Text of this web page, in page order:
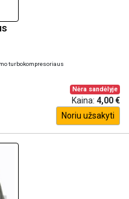
turbokompresoriaus
Nėra sandėlyje
Kaina: 4,00 €
Noriu užsakyti